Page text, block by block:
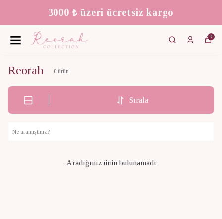
3000 ₺ üzeri ücretsiz kargo
0
Reorah 0 ürün
Sırala
Aradığınız ürün bulunamadı